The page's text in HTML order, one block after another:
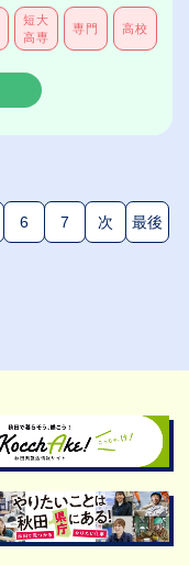
短大
高専
専門 高校
6 7 次 最後